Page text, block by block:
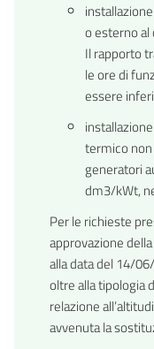
o esterno al
Il rapporto
le ore di
essere
termico
generatori
dm3/kWt,
Per le richieste
approvazione
alla data del 14/
oltre alla tipologia
relazione
avvenuta la